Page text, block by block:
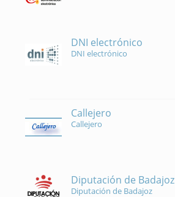
DNI electrónico
DNI electrónico
Callejero
Callejero
Diputación de Badajoz
Diputación de Badajoz